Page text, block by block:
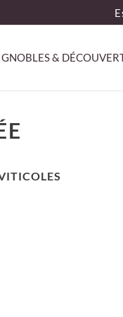
&